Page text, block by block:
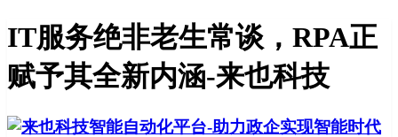
IT服务绝非老生常谈，RPA正
赋予其全新内涵-来也科技